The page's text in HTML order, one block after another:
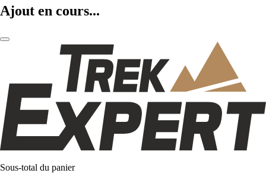
Ajout en cours...
Sous-total du panier